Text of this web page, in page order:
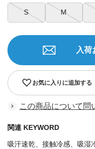
S M
お気に入りに追加する
入荷
この商品について問
関連 KEYWORD
吸汗速乾、接触冷感、吸湿